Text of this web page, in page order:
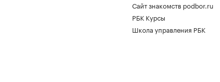
Сайт знакомств podbor.ru
РБК Курсы
Школа управления РБК